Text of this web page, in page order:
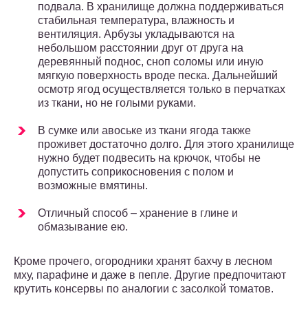
подвала. В хранилище должна поддерживаться
стабильная температура, влажность и
вентиляция. Арбузы укладываются на
небольшом расстоянии друг от друга на
деревянный поднос, сноп соломы или иную
мягкую поверхность вроде песка. Дальнейший
осмотр ягод осуществляется только в перчатках
из ткани, но не голыми руками.
В сумке или авоське из ткани ягода также
проживет достаточно долго. Для этого хранилище
нужно будет подвесить на крючок, чтобы не
допустить соприкосновения с полом и
возможные вмятины.
Отличный способ – хранение в глине и
обмазывание ею.
Кроме прочего, огородники хранят бахчу в лесном
мху, парафине и даже в пепле. Другие предпочитают
крутить консервы по аналогии с засолкой томатов.